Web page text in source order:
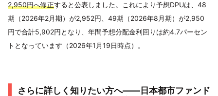
2,950円へ修正すると公表しました。これにより予想DPUは、48
期（2026年2月期）が2,952円、49期（2026年8月期）が2,950
円で合計5,902円となり、年間予想分配金利回りは約4.7パーセン
トとなっています（2026年1月19日時点）。
さらに詳しく知りたい方へ――日本都市ファンド